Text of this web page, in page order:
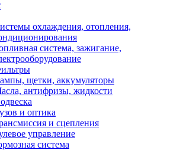
охлаждения, отопления,
система, зажигание,
щетки, аккумуляторы
антифризы, жидкости
и оптика
и сцепления
управление
система